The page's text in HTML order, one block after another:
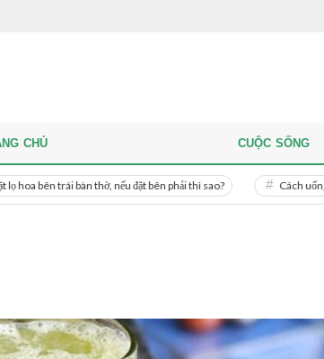
bàn thờ, nếu đặt bên phải thì sao? Cách uống nước mía
CHỦ CUỘC SỐNG